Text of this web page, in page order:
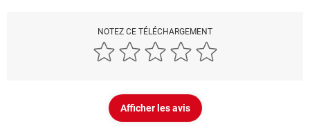
NOTEZ CE TÉLÉCHARGEMENT
Afficher les avis